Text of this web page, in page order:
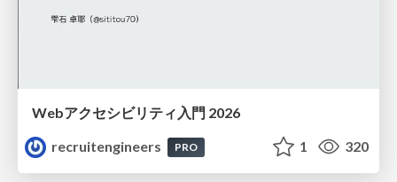
Webアクセシビリティ入門 2026
recruitengineers
PRO 1 320